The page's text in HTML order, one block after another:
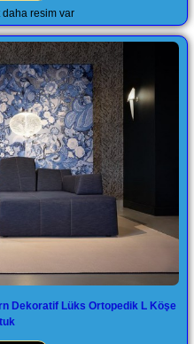
daha resim var
Dekoratif Lüks Ortopedik L Köşe